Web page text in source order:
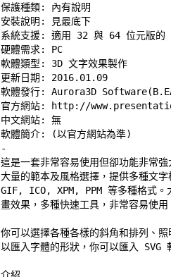
保護種類: 內有說明
安裝說明:
見最底下
系統支援: 適用 32 與 64 位元版
硬體需求: PC
軟體類型: 3D 文字效果製作
更新日期: 2016.01.09
軟體發行: Aurora3D
官方網站: http://
中文網站: 無
-
這是一套非常容易使用但卻功能非常
大量的範本及風格選擇，提供多種
GIF, ICO, XPM, PPM 等多種格式。
畫效果，多種快速工具，非常容易使
你可以選擇各種各樣的斜角和排列、
以匯入字體的形狀，你可以匯入